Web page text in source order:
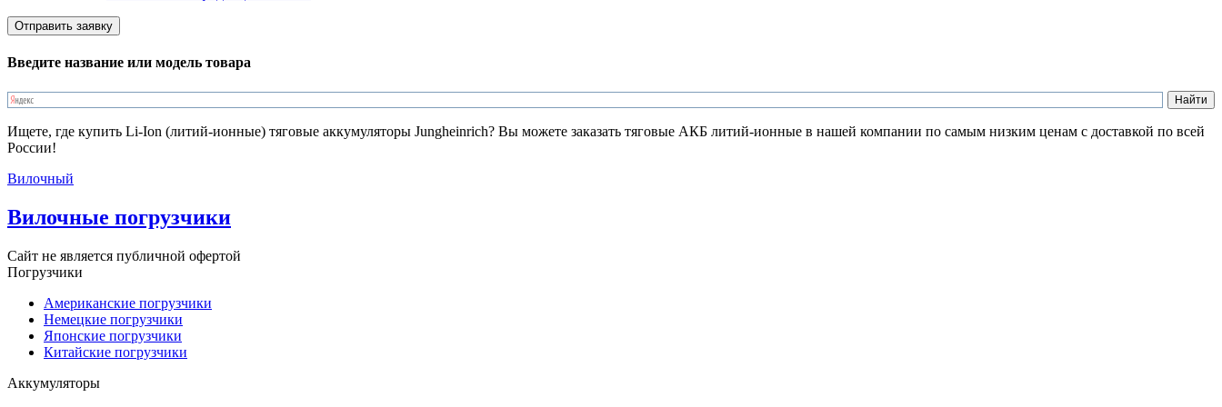
Введите название или модель товара
Ищете, где купить Li-Ion (литий-ионные) тяговые аккумуляторы Jungheinrich? Вы можете заказать тяговые АКБ литий-ионные в нашей компании по самым низким ценам с доставкой по всей
России!
Вилочный
Вилочные погрузчики
Сайт не является публичной офертой
Погрузчики
Американские погрузчики
Немецкие погрузчики
Японские погрузчики
Китайские погрузчики
Аккумуляторы